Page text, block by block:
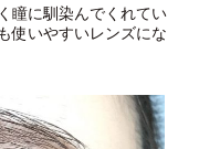
瞳に馴染んでくれてい
使いやすいレンズにな